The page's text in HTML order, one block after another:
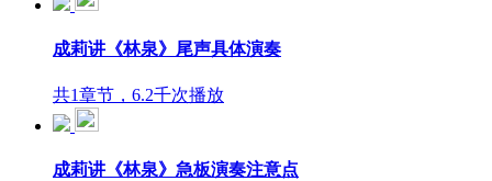
成莉讲《林泉》尾声具体演奏
共1章节，6.2千次播放
成莉讲《林泉》急板演奏注意点